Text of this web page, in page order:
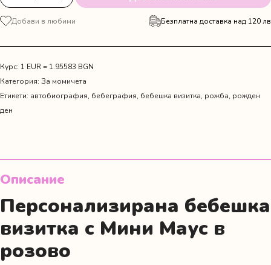
количество
за
Бебешка
Mouse"
Добави в любими Безплатна доставка над 120 лв
Курс: 1 EUR = 1.95583 BGN
Категория: За момичета
Етикети: автобиография, бебеграфия, бебешка визитка, рожба, рожден
ден
Описание
Персонализирана бебешка
визитка с Мини Маус в
розово